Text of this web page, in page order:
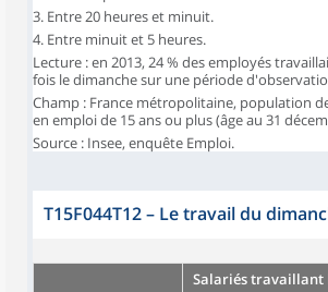
3. Entre 20 heures et minuit.
4. Entre minuit et 5 heures.
Lecture : en 2013, 24 % des employés
fois le dimanche sur une période
Champ : France métropolitaine, population
en emploi de 15 ans ou plus (âge au 31
Source : Insee, enquête Emploi.
T15F044T12– Le travail du
Salariés travaillant